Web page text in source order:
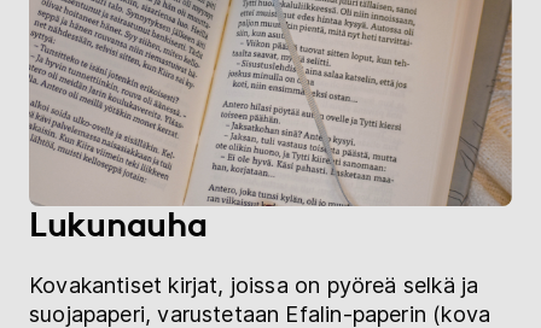
Lukunauha
Kovakantiset kirjat, joissa on pyöreä selkä ja
suojapaperi, varustetaan Efalin-paperin (kova